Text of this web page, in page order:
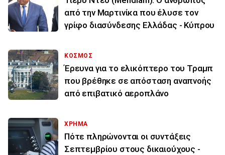
από την Μαρτινίκα που έλυσε τον
γρίφο διασύνδεσης Ελλάδας - Κύπρου
ΚΟΣΜΟΣ
Έρευνα για το ελικόπτερο του Τραμπ
που βρέθηκε σε απόσταση αναπνοής
από επιβατικό αεροπλάνο
ΧΡΗΜΑ
Πότε πληρώνονται οι συντάξεις
Σεπτεμβρίου στους δικαιούχους -